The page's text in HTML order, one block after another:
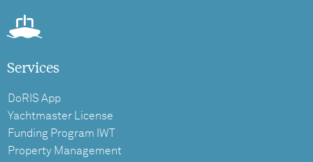
Services
DoRIS App
Yachtmaster License
Funding Program IWT
Property Management